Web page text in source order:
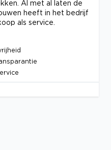
Al met al laten de
heeft in het bedrijf
als service.